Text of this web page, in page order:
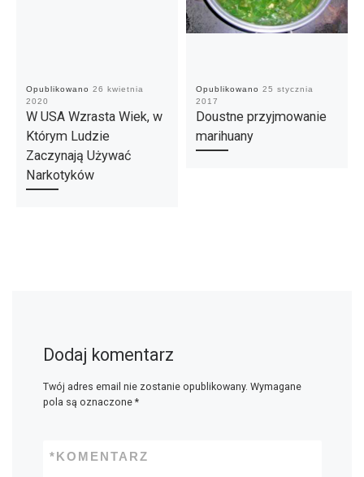
Opublikowano 26 kwietnia
2020
W USA Wzrasta Wiek, w
Którym Ludzie
Zaczynają Używać
Narkotyków
Opublikowano 25 stycznia
2017
Doustne przyjmowanie
marihuany
Dodaj komentarz
Twój adres email nie zostanie opublikowany. Wymagane
pola są oznaczone *
KOMENTARZ
*